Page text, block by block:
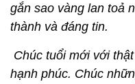
gắn sao vàng lan toả
thành và đáng tin.
Chúc tuổi mới với
hạnh phúc. Chúc